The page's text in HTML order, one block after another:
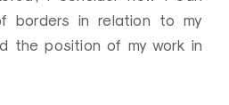
borders in relation to my
the position of my work in